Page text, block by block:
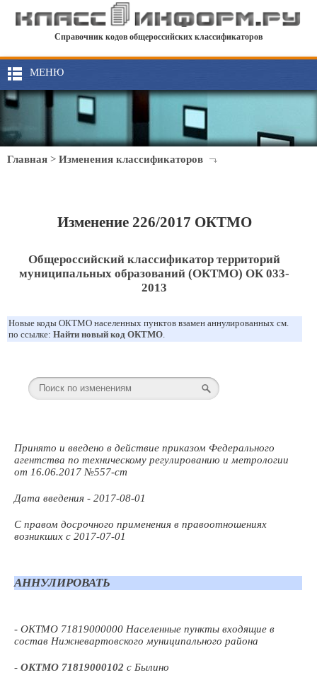
Справочник кодов общероссийских классификаторов
МЕНЮ
Главная > Изменения классификаторов
Изменение 226/2017 ОКТМО
Общероссийский классификатор территорий
муниципальных образований (ОКТМО) ОК 033-
2013
Новые коды ОКТМО населенных пунктов взамен аннулированных см.
по ссылке: Найти новый код ОКТМО.
Принято и введено в действие приказом Федерального
агентства по техническому регулированию и метрологии
от 16.06.2017 №557-ст
Дата введения - 2017-08-01
С правом досрочного применения в правоотношениях
возникших с 2017-07-01
АННУЛИРОВАТЬ
- ОКТМО 71819000000 Населенные пункты входящие в
состав Нижневартовского муниципального района
- ОКТМО 71819000102 с Былино